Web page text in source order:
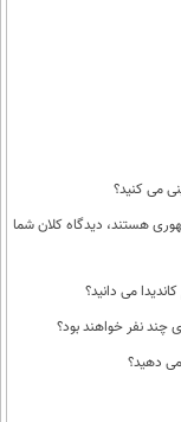
می کنید؟
هستند، دیدگاه کلان شما
می دانید؟
چند نفر خواهند بود؟